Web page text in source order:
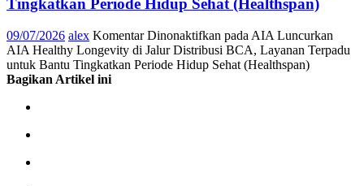
Tingkatkan Periode Hidup Sehat (Healthspan)
09/07/2026 alex Komentar Dinonaktifkan pada AIA Luncurkan
AIA Healthy Longevity di Jalur Distribusi BCA, Layanan Terpadu
untuk Bantu Tingkatkan Periode Hidup Sehat (Healthspan)
Bagikan Artikel ini